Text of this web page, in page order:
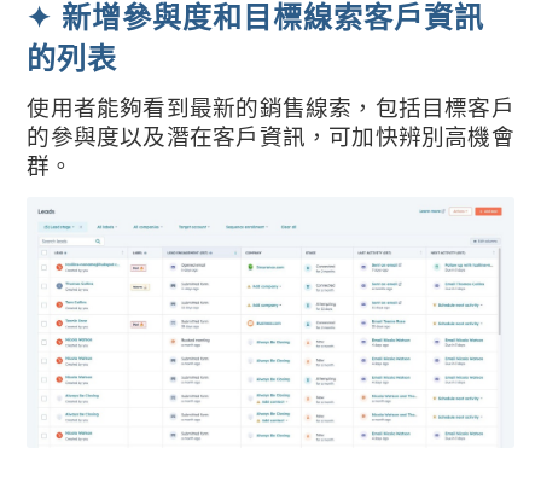
✦ 新增參與度和目標線索客戶資訊
的列表
使用者能夠看到最新的銷售線索，包括目標客戶
的參與度以及潛在客戶資訊，可加快辨別高機會
群。